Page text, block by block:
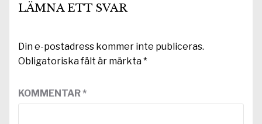
LÄMNA ETT SVAR
Din e-postadress kommer inte publiceras.
Obligatoriska fält är märkta*
KOMMENTAR*